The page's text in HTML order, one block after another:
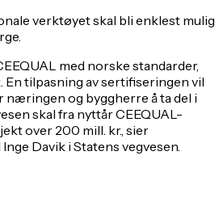
verktøyet skal bli enklest mulig
med norske standarder,
tilpasning av sertifiseringen vil
næringen og byggherre å ta del i
skal fra nyttår CEEQUAL-
over 200 mill. kr., sier
Davik i Statens vegvesen.